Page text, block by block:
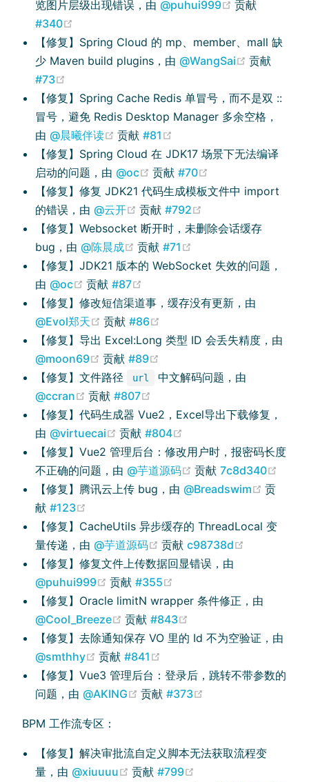
览图片层级出现错误，由@puhui999 (opens new
贡献
#340
【修复】Spring Cloud 的 mp、member、mall 缺
少 Maven build plugins，由@WangSai (opens
贡献
#73
【修复】Spring Cache Redis 单冒号，而不是双 ::
冒号，避免 Redis Desktop Manager 多余空格，
由@晨曦伴读 (opens new window)
贡献#81
【修复】Spring Cloud 在 JDK17 场景下无法编译
启动的问题，由@oc (opens new window)
贡献#70
【修复】修复 JDK21 代码生成模板文件中 import
的错误，由@云开 (opens new window)
贡献#792
【修复】Websocket 断开时，未删除会话缓存
bug，由@陈晨成 (opens new window)
贡献#71
【修复】JDK21 版本的 WebSocket 失效的问题，
由@oc (opens new window)
贡献#87
【修复】修改短信渠道事，缓存没有更新，由
@Evol郑天
(opens new window)
贡献#86
【修复】导出 Excel:Long 类型 ID 会丢失精度，由
@moon69
(opens new window)
贡献#89
【修复】文件路径
url
中文解码问题，由
@ccran
(opens new window)
贡献#807
【修复】代码生成器 Vue2，Excel导出下载修复，
由@virtuecai (opens new window)
贡献#804
【修复】Vue2 管理后台：修改用户时，报密码长度
不正确的问题，由@芋道源码 (opens new window)
贡献7c8d340
【修复】腾讯云上传 bug，由@Breadswim (opens
贡
献#123
【修复】CacheUtils 异步缓存的 ThreadLocal 变
量传递，由@芋道源码 (opens new window)
贡献c98738d
【修复】修复文件上传数据回显错误，由
@puhui999
(opens new window)
贡献#355
【修复】Oracle limitN wrapper 条件修正，由
@Cool_Breeze
(opens new window)
贡献#843
【修复】去除通知保存 VO 里的 Id 不为空验证，由
@smthhy
(opens new window)
贡献#841
【修复】Vue3 管理后台：登录后，跳转不带参数的
问题，由@AKING (opens new window)
贡献#373
BPM 工作流专区：
【修复】解决审批流自定义脚本无法获取流程变
量，由@xiuuuu (opens new window)
贡献#799